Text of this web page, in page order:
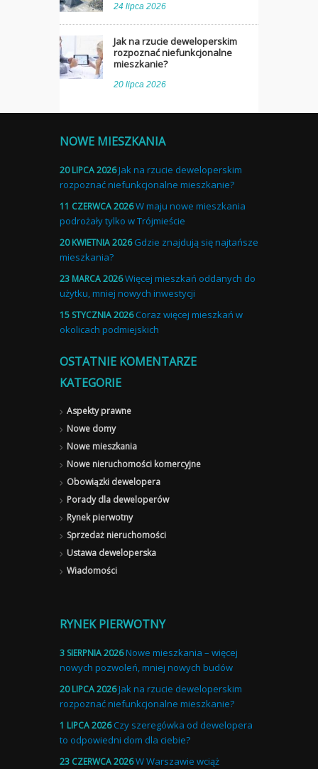
24 lipca 2026
Jak na rzucie deweloperskim
rozpoznać niefunkcjonalne
mieszkanie?
20 lipca 2026
NOWE MIESZKANIA
20 LIPCA 2026Jak na rzucie deweloperskim
rozpoznać niefunkcjonalne mieszkanie?
11 CZERWCA 2026W maju nowe mieszkania
podrożały tylko w Trójmieście
20 KWIETNIA 2026 Gdzie znajdują się najtańsze
mieszkania?
23 MARCA 2026Więcej mieszkań oddanych do
użytku, mniej nowych inwestycji
15 STYCZNIA 2026 Coraz więcej mieszkań w
okolicach podmiejskich
OSTATNIE KOMENTARZE
KATEGORIE
Aspekty prawne
Nowe domy
Nowe mieszkania
Nowe nieruchomości komercyjne
Obowiązki dewelopera
Porady dla deweloperów
Rynek pierwotny
Sprzedaż nieruchomości
Ustawa deweloperska
Wiadomości
RYNEK PIERWOTNY
3 SIERPNIA 2026Nowe mieszkania – więcej
nowych pozwoleń, mniej nowych budów
20 LIPCA 2026Jak na rzucie deweloperskim
rozpoznać niefunkcjonalne mieszkanie?
1 LIPCA 2026 Czy szeregówka od dewelopera
to odpowiedni dom dla ciebie?
23 CZERWCA 2026W Warszawie wciąż